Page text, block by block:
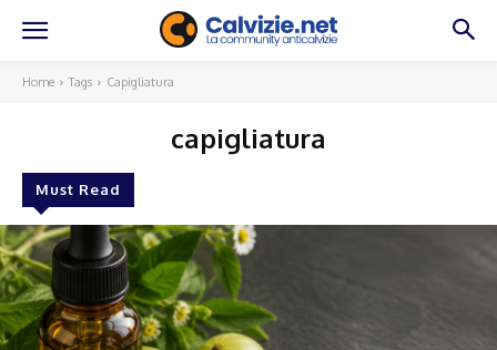
Home Tags Capigliatura
capigliatura
Must Read